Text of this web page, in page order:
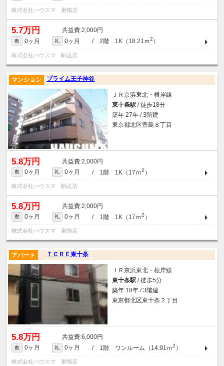
株式会社ハウスマ 巣鴨店
5.7万円 2,000円
敷 0ヶ月 礼 0ヶ月 / 2階 1K（18.21ｍ2 ）
株式会社ハウスマ 駒込店
プライム王子神谷
マンション
ＪＲ京浜東北・根岸線
東十条駅 / 徒歩18分
築年 27年 / 3階建
東京都北区豊島８丁目
5.8万円 2,000円
敷 0ヶ月 礼 0ヶ月 / 1階 1K（17ｍ2 ）
株式会社ハウスマ 駒込店
5.8万円 2,000円
敷 0ヶ月 礼 0ヶ月 / 1階 1K（17ｍ2 ）
株式会社ハウスマ 巣鴨店
ＴＣＲＥ東十条
アパート
ＪＲ京浜東北・根岸線
東十条駅 / 徒歩5分
築年 18年 / 3階建
東京都北区東十条２丁目
5.8万円 6,000円
敷 0ヶ月 礼 0ヶ月 / 1階 ワンルーム（14.91ｍ2 ）
株式会社ハウスマ 巣鴨店